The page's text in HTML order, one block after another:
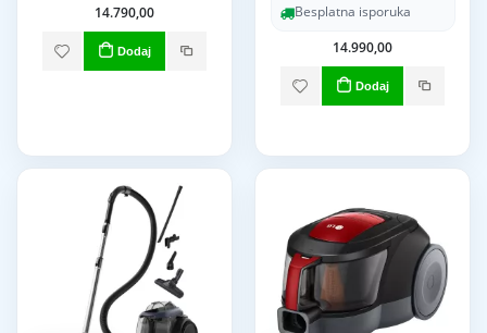
14.790,00
Dodaj
Besplatna isporuka
14.990,00
Dodaj